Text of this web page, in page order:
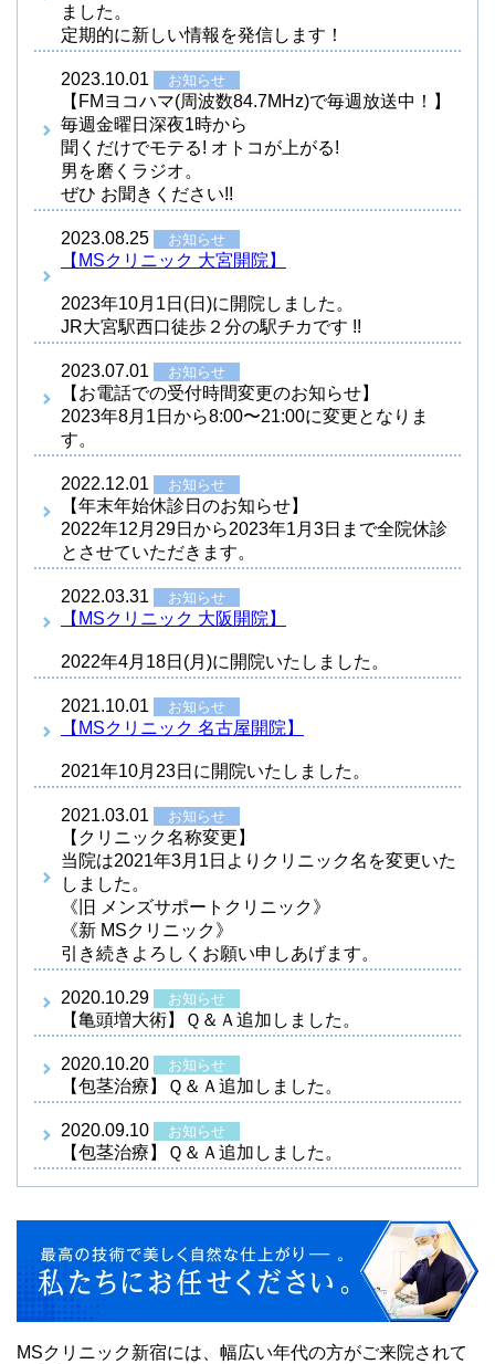
ました。
定期的に新しい情報を発信します！
2023.10.01 お知らせ
【FMヨコハマ(周波数84.7MHz)で毎週放送中！】
毎週金曜日深夜1時から
聞くだけでモテる! オトコが上がる!
男を磨くラジオ。
ぜひ お聞きください!!
2023.08.25 お知らせ
【MSクリニック 大宮開院】
2023年10月1日(日)に開院しました。
JR大宮駅西口徒歩２分の駅チカです !!
2023.07.01 お知らせ
【お電話での受付時間変更のお知らせ】
2023年8月1日から8:00〜21:00に変更となりま
す。
2022.12.01 お知らせ
【年末年始休診日のお知らせ】
2022年12月29日から2023年1月3日まで全院休診
とさせていただきます。
2022.03.31 お知らせ
【MSクリニック 大阪開院】
2022年4月18日(月)に開院いたしました。
2021.10.01 お知らせ
【MSクリニック 名古屋開院】
2021年10月23日に開院いたしました。
2021.03.01 お知らせ
【クリニック名称変更】
当院は2021年3月1日よりクリニック名を変更いた
しました。
《旧 メンズサポートクリニック》
《新 MSクリニック》
引き続きよろしくお願い申しあげます。
2020.10.29 お知らせ
【亀頭増大術】Ｑ＆Ａ追加しました。
2020.10.20 お知らせ
【包茎治療】Ｑ＆Ａ追加しました。
2020.09.10 お知らせ
【包茎治療】Ｑ＆Ａ追加しました。
MSクリニック新宿には、幅広い年代の方がご来院されて